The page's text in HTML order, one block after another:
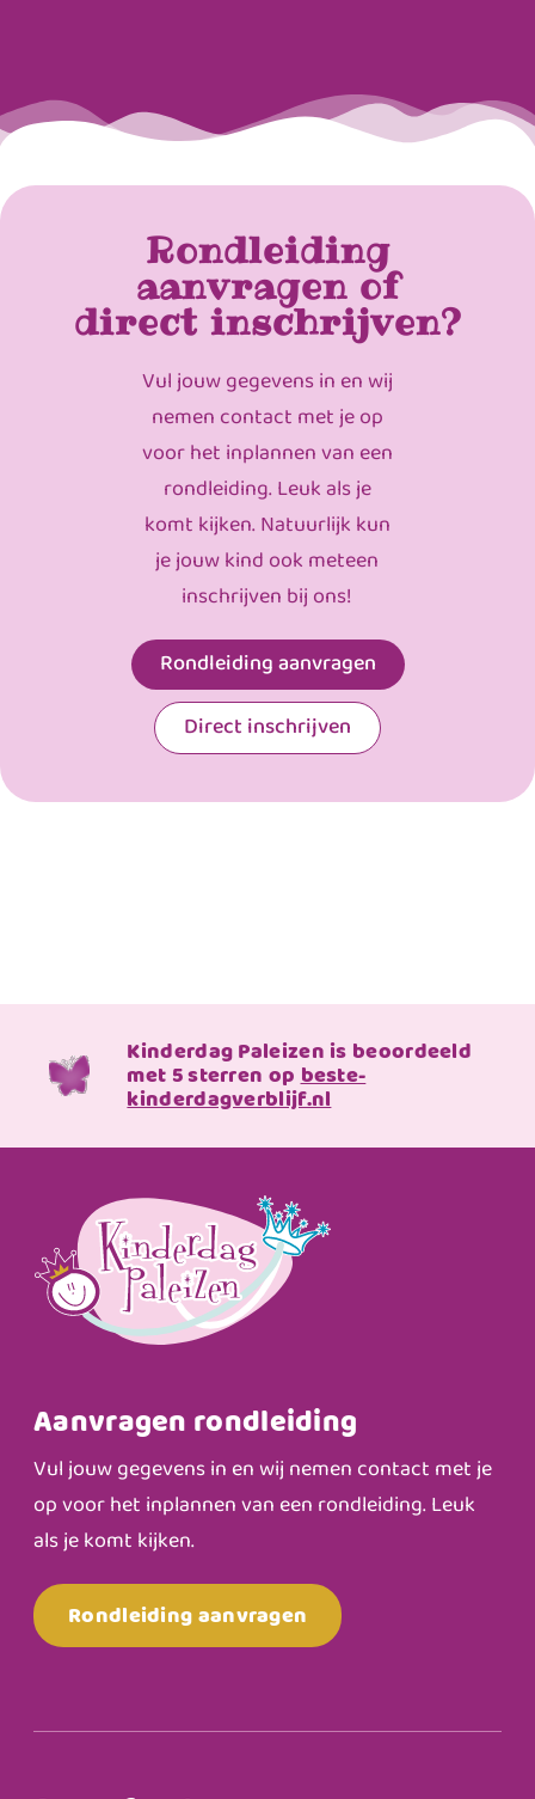
Rondleiding
aanvragen of
direct inschrijven?
Vul jouw gegevens in en wij
nemen contact met je op
voor het inplannen van een
rondleiding. Leuk als je
komt kijken. Natuurlijk kun
je jouw kind ook meteen
inschrijven bij ons!
Rondleiding aanvragen
Direct inschrijven
Kinderdag Paleizen is beoordeeld
met 5 sterren opbeste-
kinderdagverblijf.nl
Aanvragen rondleiding
Vul jouw gegevens in en wij nemen contact met je
op voor het inplannen van een rondleiding. Leuk
als je komt kijken.
Rondleiding aanvragen